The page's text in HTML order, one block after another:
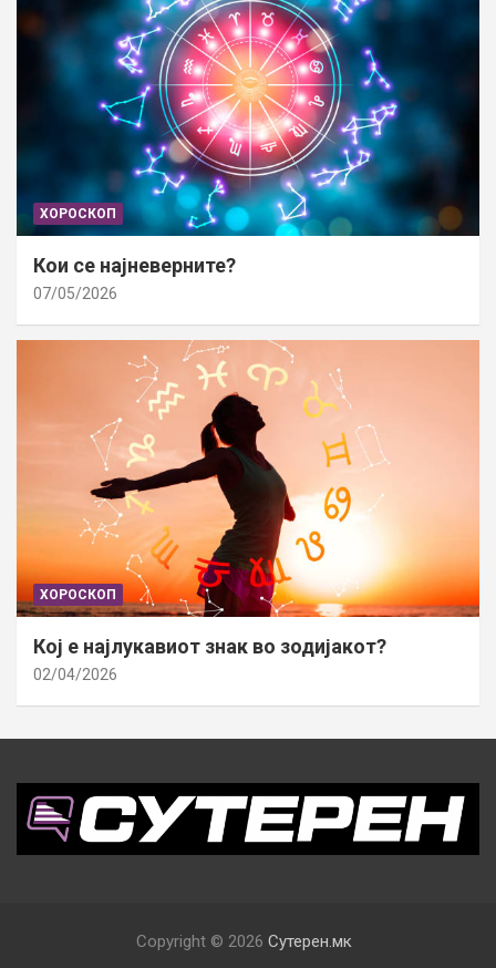
ХОРОСКОП
Кои се најневерните?
07/05/2026
ХОРОСКОП
Кој е најлукавиот знак во зодијакот?
02/04/2026
Copyright © 2026 Сутерен.мк